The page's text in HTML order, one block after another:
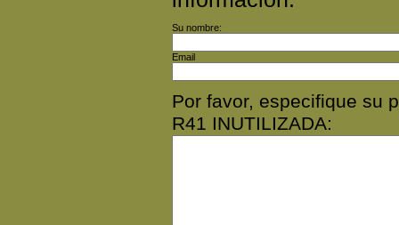
Su nombre:
Email
Por favor, especifique su
R41 INUTILIZADA: